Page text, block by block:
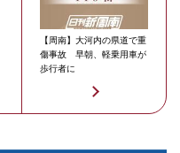
【周南】大河内の県道で重
傷事故 早朝、軽乗用車が
歩行者に